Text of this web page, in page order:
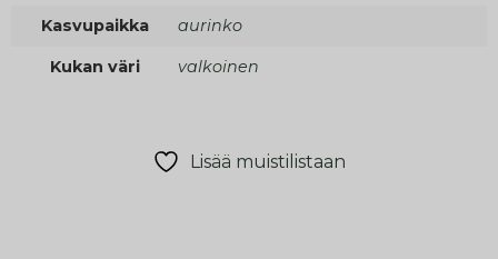
Kasvupaikka aurinko
Kukan väri valkoinen
Lisää muistilistaan